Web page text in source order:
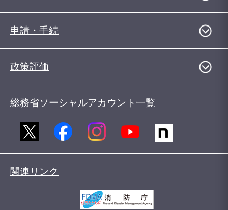
申請・手続
政策評価
総務省ソーシャルアカウント一覧
関連リンク